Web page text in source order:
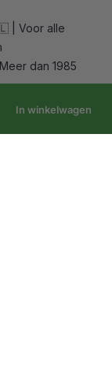
In winkelwagen
| Voor alle
dan 1985